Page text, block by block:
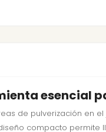
esencial
de pulverización en
compacto